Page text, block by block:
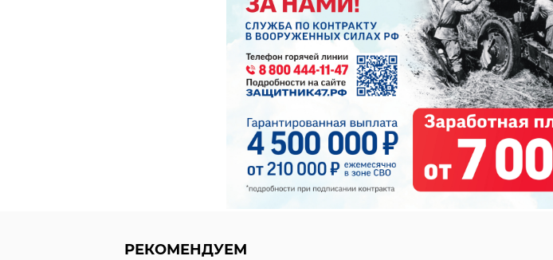
РЕКОМЕНДУЕМ
Маленькое пасхальное
Шепелёвского маяка спасли
исхудавшего тюленёнка
балтийской нерпы, поделилось фотографиями и видео с